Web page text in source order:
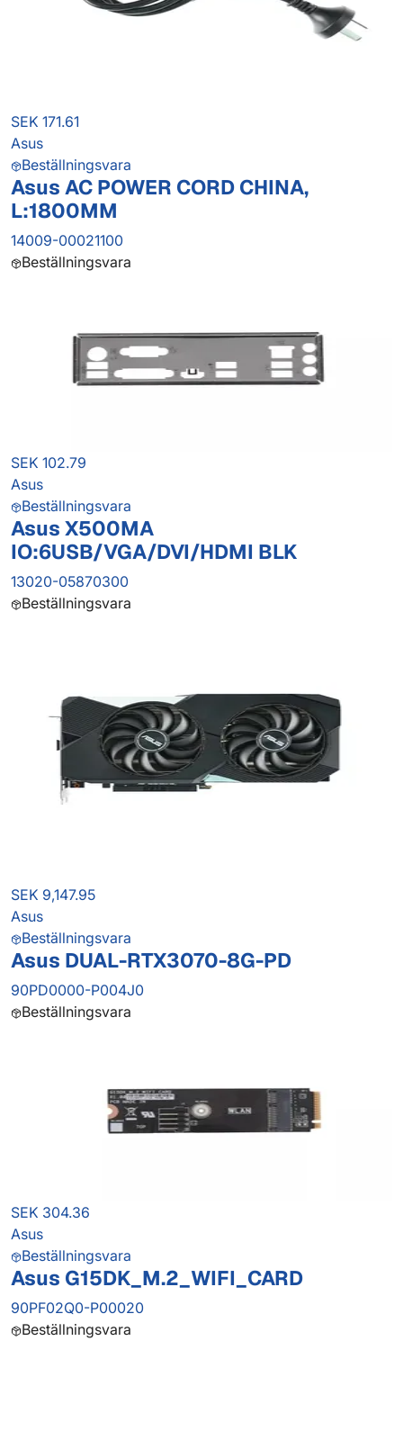
SEK 171.61
Asus
Beställningsvara
Asus AC POWER CORD CHINA,
L:1800MM
14009-00021100
Beställningsvara
SEK 102.79
Asus
Beställningsvara
Asus X500MA
IO:6USB/VGA/DVI/HDMI BLK
13020-05870300
Beställningsvara
SEK 9,147.95
Asus
Beställningsvara
Asus DUAL-RTX3070-8G-PD
90PD0000-P004J0
Beställningsvara
SEK 304.36
Asus
Beställningsvara
Asus G15DK_M.2_WIFI_CARD
90PF02Q0-P00020
Beställningsvara